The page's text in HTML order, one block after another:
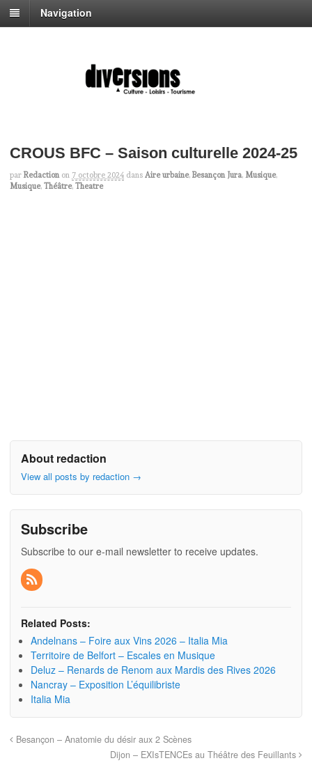
Navigation
CROUS BFC – Saison culturelle 2024-25
par Redaction on 7 octobre 2024 dans Aire urbaine, Besançon Jura, Musique,
Musique, Théâtre, Theatre
About redaction
View all posts by redaction →
Subscribe
Subscribe to our e-mail newsletter to receive updates.
Related Posts:
Andelnans – Foire aux Vins 2026 – Italia Mia
Territoire de Belfort – Escales en Musique
Deluz – Renards de Renom aux Mardis des Rives 2026
Nancray – Exposition L’équilibriste
Italia Mia
Besançon – Anatomie du désir aux 2 Scènes
Dijon – EXIsTENCEs au Théâtre des Feuillants